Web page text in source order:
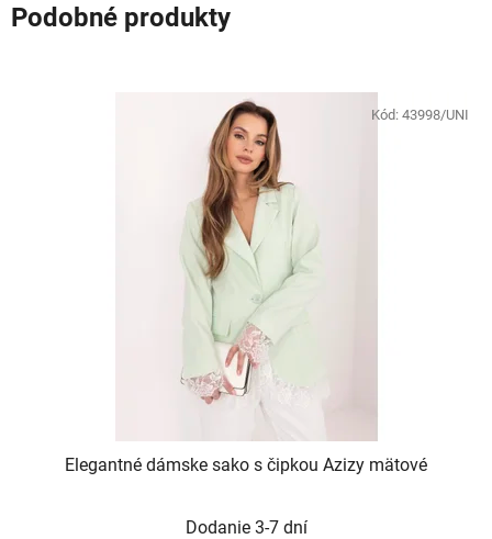
Podobné produkty
Elegantné dámske sako s čipkou Azizy mätové
Dodanie 3-7 dní
Kód: 43998/UNI